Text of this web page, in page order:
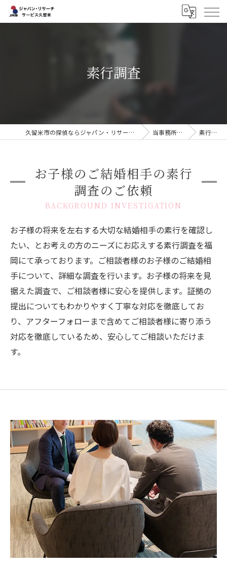
素行調査
久留米市の探偵ならジャパン・リサーチサービス久留米 当事務所の特徴 素行調査
お子様のご結婚相手の素行
調査のご依頼
BACKGROUND INVESTIGATION
お子様の将来を左右する大切な結婚相手の素行を確認し
たい、とお考えの方のニーズにお応えする素行調査を福
岡にて承っております。ご相談者様のお子様のご結婚相
手について、詳細な調査を行います。お子様の将来を見
据えた調査で、ご相談者様に安心を提供します。証拠の
提出についてもわかりやすく丁寧な対応を徹底してお
り、アフターフォローまで含めてご相談者様に寄り添う
対応を徹底しているため、安心してご相談いただけま
す。